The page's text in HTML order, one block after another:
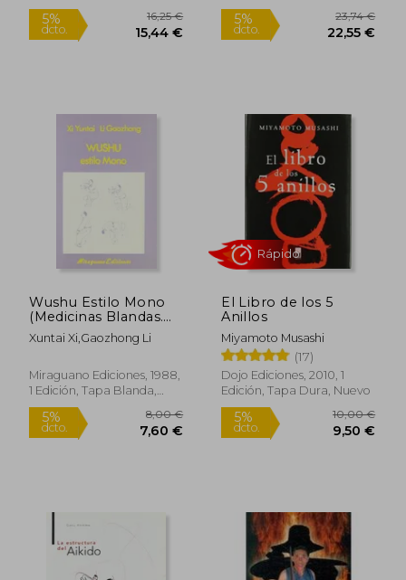
Wushu Estilo Mono
(Medicinas Blandas.
Ejercicios)
Xuntai Xi,Gaozhong Li
Miraguano Ediciones, 1988,
1 Edición, Tapa Blanda,
Nuevo
El Libro de los 5
Anillos
Miyamoto Musashi
(17)
Dojo Ediciones, 2010, 1
Edición, Tapa Dura, Nuevo